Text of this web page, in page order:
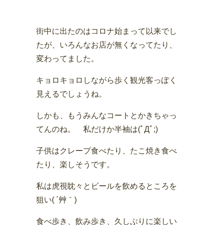
街中に出たのはコロナ始まって以来でし
たが、いろんなお店が無くなってたり、
変わってました。
キョロキョロしながら歩く観光客っぽく
見えるでしょうね。
しかも、もうみんなコートとかきちゃっ
てんのね。 私だけか半袖は(ﾟДﾟ;)
子供はクレープ食べたり、たこ焼き食べ
たり、楽しそうです。
私は虎視眈々とビールを飲めるところを
狙い( ´艸｀)
食べ歩き、飲み歩き、久しぶりに楽しい